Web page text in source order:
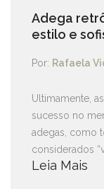
Adega
estilo e
Por: Rafaela
Ultimamente,
sucesso no
adegas, como
considerados
Leia Mais